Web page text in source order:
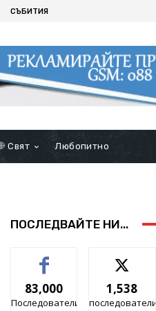
СЪБИТИЯ
Свят Любопитно
ПОСЛЕДВАЙТЕ НИ...
83,000
Последователи
1,538
последователи